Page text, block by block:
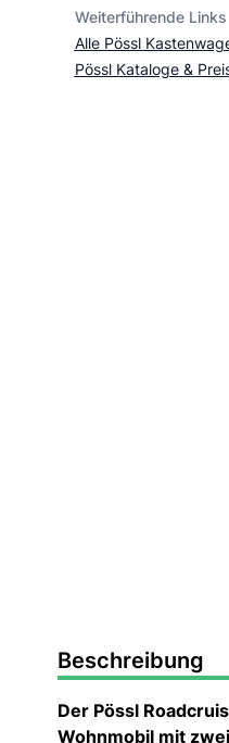
Weiterführende Links
Alle Pössl
Pössl Kataloge &
Beschreibung
Der Pössl
Wohnmobil mit